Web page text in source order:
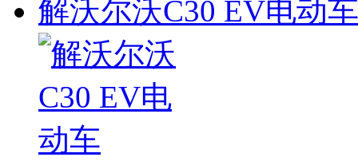
解沃尔沃C30 EV电动车